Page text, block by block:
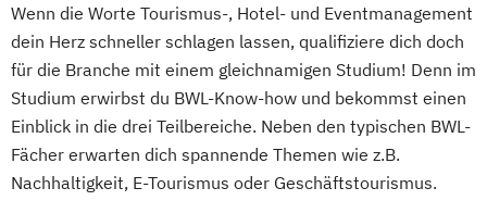
Wenn die Worte Tourismus-, Hotel- und Eventmanagement
dein Herz schneller schlagen lassen, qualifiziere dich doch
für die Branche mit einem gleichnamigen Studium! Denn im
Studium erwirbst du BWL-Know-how und bekommst einen
Einblick in die drei Teilbereiche. Neben den typischen BWL-
Fächer erwarten dich spannende Themen wie z.B.
Nachhaltigkeit, E-Tourismus oder Geschäftstourismus.